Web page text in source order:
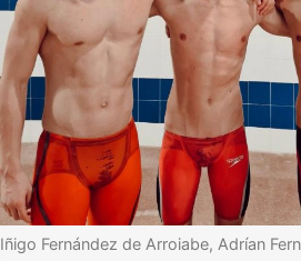
Iñigo Fernández de Arroiabe, Adrían